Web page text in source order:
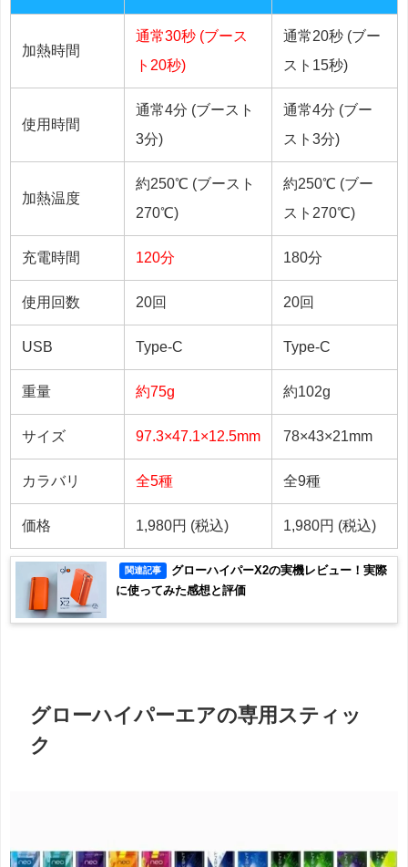
加熱時間
通常30秒 (ブース
ト20秒)
通常20秒 (ブー
スト15秒)
使用時間
通常4分 (ブースト
3分)
通常4分 (ブー
スト3分)
加熱温度
約250℃ (ブースト
270℃)
約250℃ (ブー
スト270℃)
充電時間 120分 180分
使用回数 20回 20回
USB Type-C Type-C
重量 約75g 約102g
サイズ 97.3×47.1×12.5mm 78×43×21mm
カラバリ 全5種 全9種
価格 1,980円 (税込) 1,980円 (税込)
関連記事
グローハイパーX2の実機レビュー！実際
に使ってみた感想と評価
グローハイパーエアの専用スティッ
ク